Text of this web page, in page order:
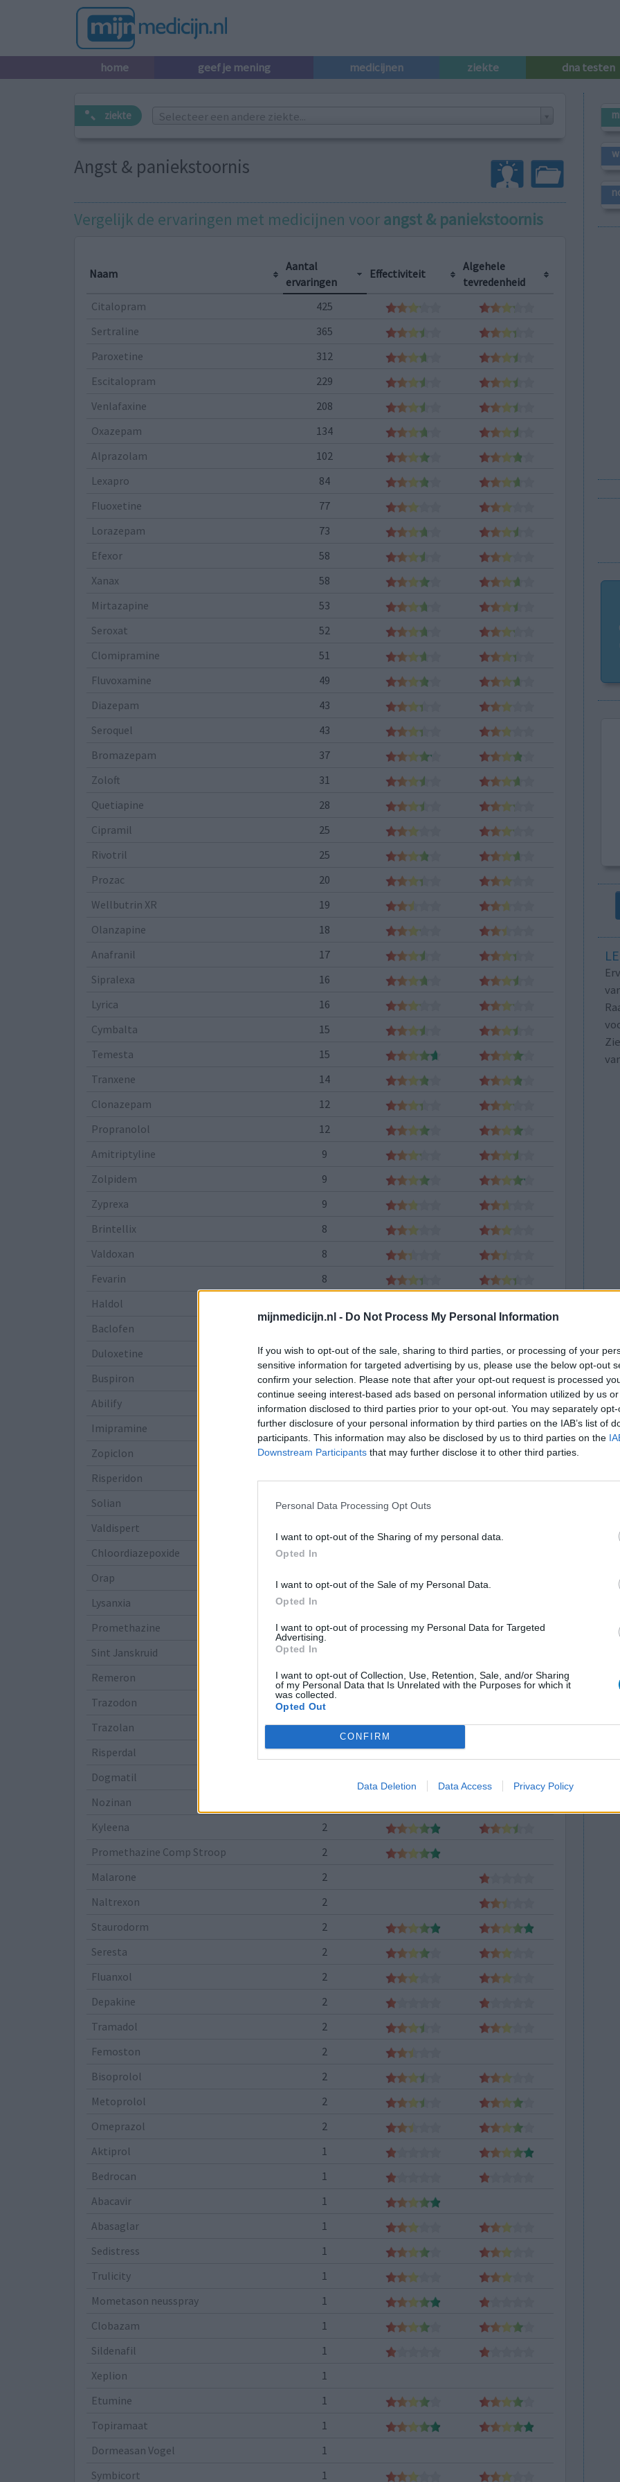
mijnmedicijn.nl - Do Not Process My Personal Information
If you wish to opt-out of the sale, sharing to third parties, or processing of your
sensitive information for targeted advertising by us, please use the below opt-out
confirm your selection. Please note that after your opt-out request is processed
continue seeing interest-based ads based on personal information utilized by us
information disclosed to third parties prior to your opt-out. You may separately
further disclosure of your personal information by third parties on the IAB’s list of
participants. This information may also be disclosed by us to third parties on the
Downstream Participants that may further disclose it to other third parties.
Personal Data Processing Opt Outs
I want to opt-out of the Sharing of my personal data.
Opted In
I want to opt-out of the Sale of my Personal Data.
Opted In
I want to opt-out of processing my Personal Data for Targeted
Advertising.
Opted In
I want to opt-out of Collection, Use, Retention, Sale, and/or Sharing
of my Personal Data that Is Unrelated with the Purposes for which it
was collected.
Opted Out
CONFIRM
Data Deletion Data Access Privacy Policy
home geef je mening medicijnen ziekte dna testen
ziekte Selecteer een andere ziekte...
Angst & paniekstoornis
Vergelijk de ervaringen met medicijnen voor angst & paniekstoornis
Naam
Aantal
ervaringen
Effectiviteit
Algehele
tevredenheid
Citalopram
425
Sertraline
365
Paroxetine
312
Escitalopram
229
Venlafaxine
208
Oxazepam
134
Alprazolam
102
Lexapro
84
Fluoxetine
77
Lorazepam
73
Efexor
58
Xanax
58
Mirtazapine
53
Seroxat
52
Clomipramine
51
Fluvoxamine
49
Diazepam
43
Seroquel
43
Bromazepam
37
Zoloft
31
Quetiapine
28
Cipramil
25
Rivotril
25
Prozac
20
Wellbutrin XR
19
Olanzapine
18
Anafranil
17
Sipralexa
16
Lyrica
16
Cymbalta
15
Temesta
15
Tranxene
14
Clonazepam
12
Propranolol
12
Amitriptyline
9
Zolpidem
9
Zyprexa
9
Brintellix
8
Valdoxan
8
Fevarin
8
Haldol
Baclofen
Duloxetine
7
Buspiron
7
Abilify
7
Imipramine
6
Zopiclon
6
Risperidon
6
Solian
6
Valdispert
Chloordiazepoxide
Orap
Lysanxia
Promethazine
4
Sint Janskruid
Remeron
4
Trazodon
3
Trazolan
3
Risperdal
3
Dogmatil
Nozinan
Kyleena
2
Promethazine Comp Stroop
2
Malarone
2
Naltrexon
2
Staurodorm
2
Seresta
2
Fluanxol
2
Depakine
2
Tramadol
2
Femoston
2
Bisoprolol
2
Metoprolol
2
Omeprazol
2
Aktiprol
1
Bedrocan
1
Abacavir
1
Abasaglar
1
Sedistress
1
Trulicity
1
Mometason neusspray
1
Clobazam
1
Sildenafil
1
Xeplion
1
Etumine
1
Topiramaat
1
Dormeasan Vogel
1
Symbicort
1